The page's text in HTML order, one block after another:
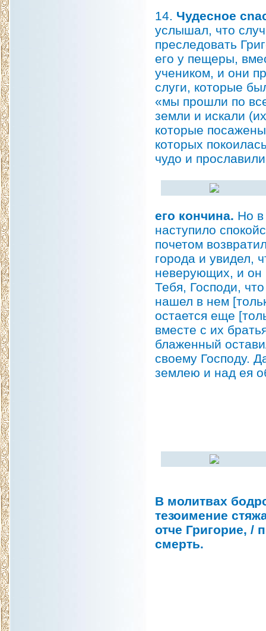
14. Чудесное
услышал, что
преследовать
его у пещеры,
учеником, и они
слуги, которые
«мы прошли по
земли и искали
которые
которых
чудо и
его кончина. Но в
наступило
почетом
города и увидел,
неверующих, и он
Тебя, Господи,
нашел в нем
остается еще
вместе с их
блаженный
своему Господу.
землею и над ея
В молитвах
тезоимение
отче Григорие, /
смерть.